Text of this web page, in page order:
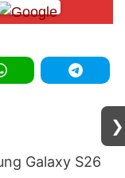
Galaxy S26
❯